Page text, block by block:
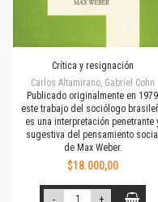
Crítica y resignación
Carlos Altamirano, Gabriel Cohn
Publicado originalmente en 1979,
este trabajo del sociólogo
es una interpretación penetrante
sugestiva del pensamiento social
de Max Weber.
$18.000,00
- +